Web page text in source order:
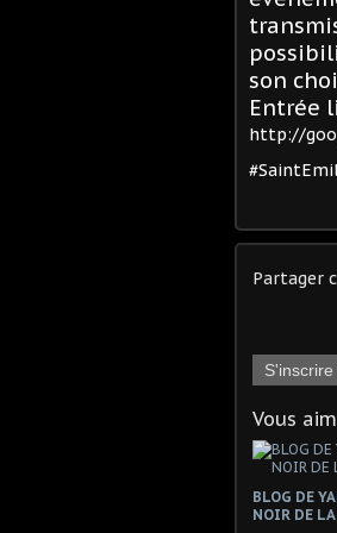
son
Entrée
http://
Partager
Vous
BLOG DE
NOIR DE